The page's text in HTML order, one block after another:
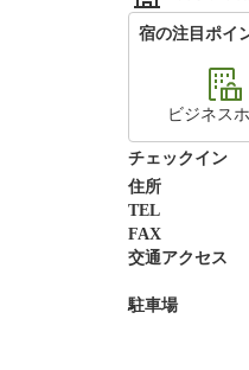
宿の注目ポイ
ビジネス
チェックイン
住所
TEL
FAX
交通アクセス
駐車場